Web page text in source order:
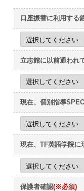
口座振替に利用する
立志館に以前通われ
現在、個別指導
現在、TF英語学院に
保護者確認(※必須)